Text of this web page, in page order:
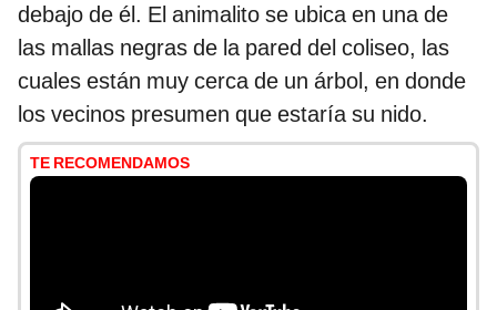
debajo de él. El animalito se ubica en una de
las mallas negras de la pared del coliseo, las
cuales están muy cerca de un árbol, en donde
los vecinos presumen que estaría su nido.
TE RECOMENDAMOS